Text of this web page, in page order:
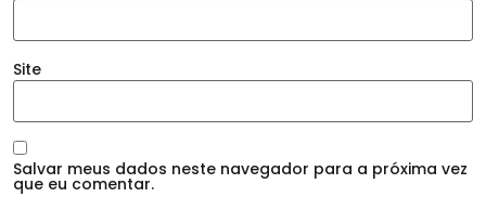
Site
Salvar meus dados neste navegador para a próxima vez
que eu comentar.